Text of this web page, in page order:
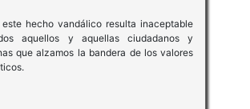
hecho vandálico resulta inaceptable
aquellos y aquellas ciudadanos y
que alzamos la bandera de los valores